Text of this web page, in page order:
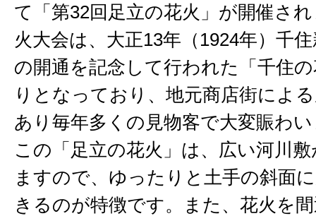
て「第32回足立の花火」が開催さ
火大会は、大正13年（1924年）千
の開通を記念して行われた「千住
りとなっており、地元商店街によ
あり毎年多くの見物客で大変賑わ
この「足立の花火」は、広い河川
ますので、ゆったりと土手の斜面
きるのが特徴です。また、花火を